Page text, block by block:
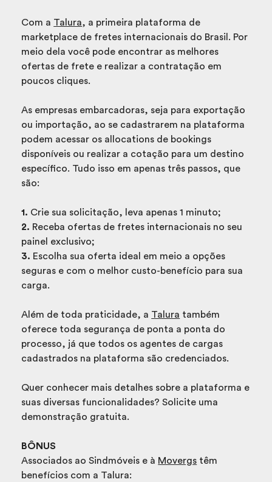
Com a Talura, a primeira plataforma de
marketplace de fretes internacionais do Brasil. Por
meio dela você pode encontrar as melhores
ofertas de frete e realizar a contratação em
poucos cliques.
As empresas embarcadoras, seja para exportação
ou importação, ao se cadastrarem na plataforma
podem acessar os allocations de bookings
disponíveis ou realizar a cotação para um destino
específico. Tudo isso em apenas três passos, que
são:
1. Crie sua solicitação, leva apenas 1 minuto;
2. Receba ofertas de fretes internacionais no seu
painel exclusivo;
3. Escolha sua oferta ideal em meio a opções
seguras e com o melhor custo-benefício para sua
carga.
Além de toda praticidade, a Talura também
oferece toda segurança de ponta a ponta do
processo, já que todos os agentes de cargas
cadastrados na plataforma são credenciados.
Quer conhecer mais detalhes sobre a plataforma e
suas diversas funcionalidades? Solicite uma
demonstração gratuita.
BÔNUS
Associados ao Sindmóveis e à Movergs têm
benefícios com a Talura: